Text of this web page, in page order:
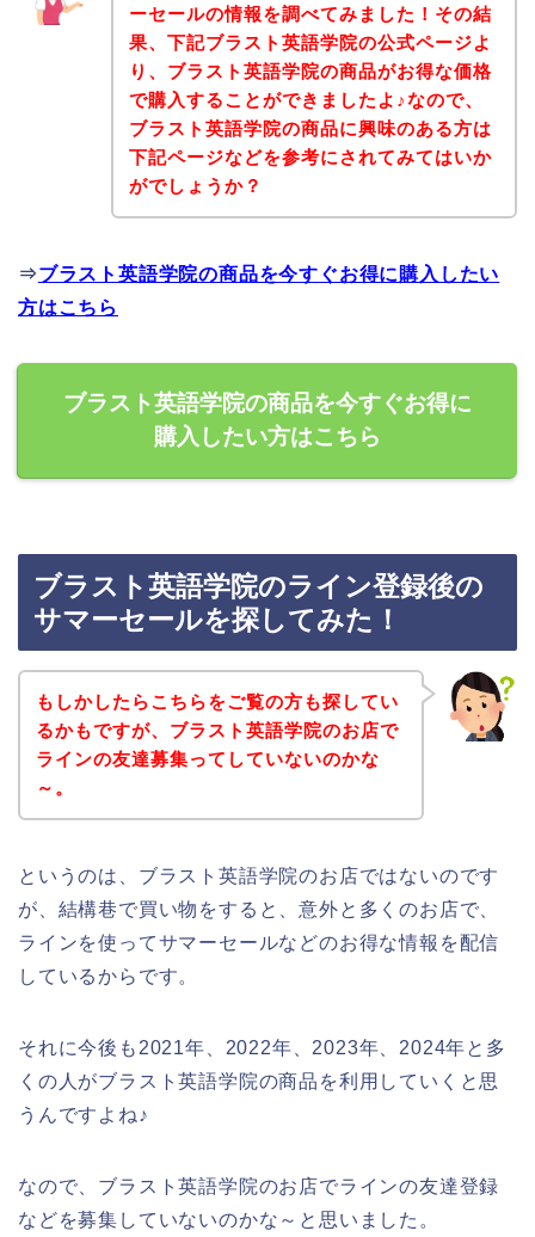
ーセールの情報を調べてみました！その結
果、下記ブラスト英語学院の公式ページよ
り、ブラスト英語学院の商品がお得な価格
で購入することができましたよ♪なので、
ブラスト英語学院の商品に興味のある方は
下記ページなどを参考にされてみてはいか
がでしょうか？
⇒ブラスト英語学院の商品を今すぐお得に購入したい
方はこちら
ブラスト英語学院の商品を今すぐお得に
購入したい方はこちら
ブラスト英語学院のライン登録後の
サマーセールを探してみた！
もしかしたらこちらをご覧の方も探してい
るかもですが、ブラスト英語学院のお店で
ラインの友達募集ってしていないのかな
～。
というのは、ブラスト英語学院のお店ではないのです
が、結構巷で買い物をすると、意外と多くのお店で、
ラインを使ってサマーセールなどのお得な情報を配信
しているからです。
それに今後も2021年、2022年、2023年、2024年と多
くの人がブラスト英語学院の商品を利用していくと思
うんですよね♪
なので、ブラスト英語学院のお店でラインの友達登録
などを募集していないのかな～と思いました。